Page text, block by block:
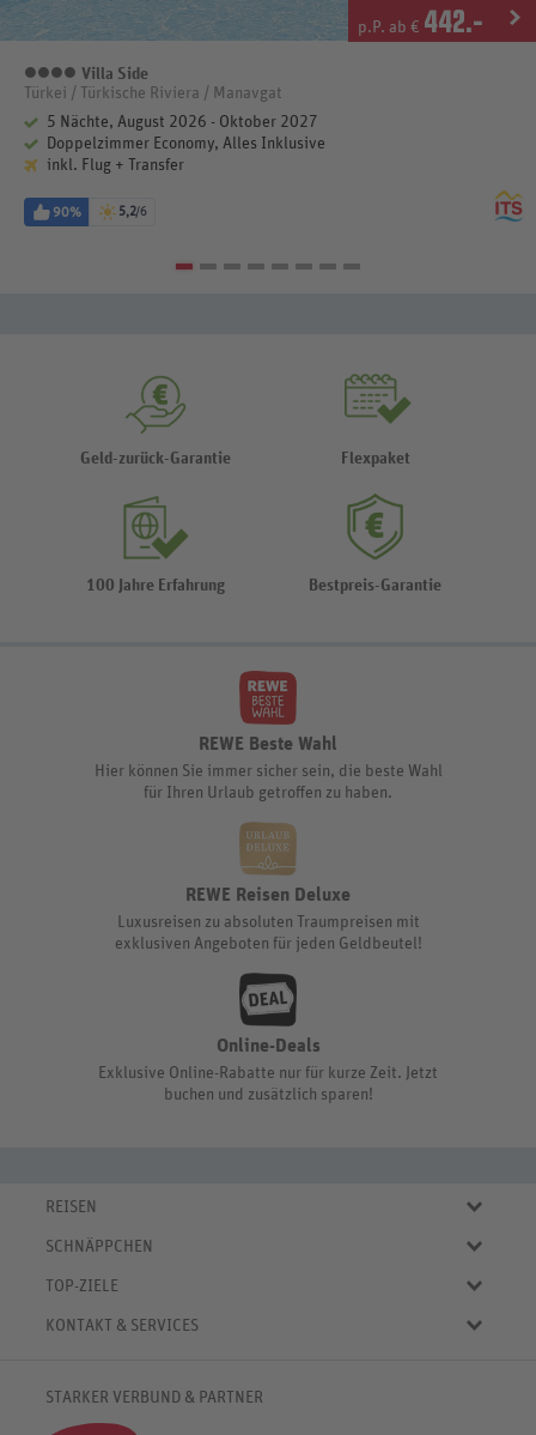
p.P. ab € 442.-
4 Sterne
Villa Side
Türkei / Türkische Riviera / Manavgat
5 Nächte, August 2026 - Oktober 2027
Doppelzimmer Economy, Alles Inklusive
inkl. Flug + Transfer
90% 5,2/6
Geld-zurück-Garantie Flexpaket
100 Jahre Erfahrung Bestpreis-Garantie
REWE Beste Wahl
Hier können Sie immer sicher sein, die beste Wahl
für Ihren Urlaub getroffen zu haben.
REWE Reisen Deluxe
Luxusreisen zu absoluten Traumpreisen mit
exklusiven Angeboten für jeden Geldbeutel!
Online-Deals
Exklusive Online-Rabatte nur für kurze Zeit. Jetzt
buchen und zusätzlich sparen!
REISEN
Eigene Anreise
Städtereisen
Kreuzfahrten
SCHNÄPPCHEN
Online-Deals
Reisemagazin
% Satte Rabatte
TOP-ZIELE
✈ Urlaub in Spanien
KONTAKT & SERVICES
Kontaktformular
♥ Merkliste
STARKER VERBUND & PARTNER